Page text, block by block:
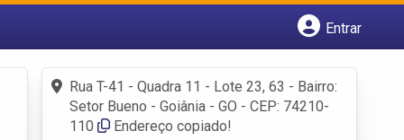
Entrar
Fazer login
Criar conta
Rua T-41 - Quadra 11 - Lote 23, 63 - Bairro:
Setor Bueno - Goiânia - GO - CEP: 74210-
110
Endereço copiado!